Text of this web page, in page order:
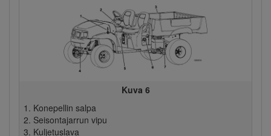
Kuva 6
Konepellin salpa
Seisontajarrun vipu
Kuljetuslava